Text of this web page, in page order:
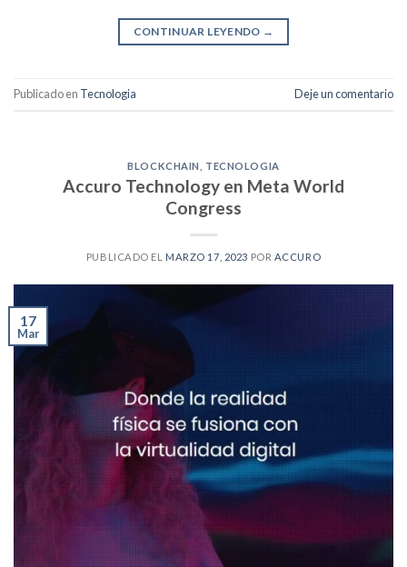
CONTINUAR LEYENDO →
Publicado en Tecnologia Deje un comentario
BLOCKCHAIN TECNOLOGIA
Accuro Technology en Meta World
Congress
PUBLICADO EL MARZO 17, 2023 POR ACCURO
17
Mar